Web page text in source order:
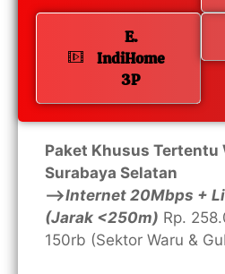
E.
IndiHome
3P
Paket Khusus Tertentu
Surabaya Selatan
—>Internet 20Mbps +
(Jarak <250m) Rp.
150rb (Sektor Waru &